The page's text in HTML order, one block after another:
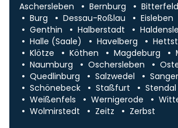
Aschersleben Bernburg
Burg
Dessau-Roßlau Eisleben
Genthin
Halberstadt
Halle (Saale)
Havelberg
Klötze
Köthen Magdeburg
Naumburg
Oschersleben
Quedlinburg
Salzwedel
Schönebeck
Staßfurt Stendal
Weißenfels
Wernigerode
Wolmirstedt
Zeitz Zerbst